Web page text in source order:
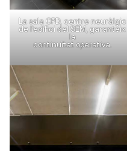
La sala CPD, centre neuràlgic
de l’edifici del SEM, garanteix
la
continuïtat operativa.